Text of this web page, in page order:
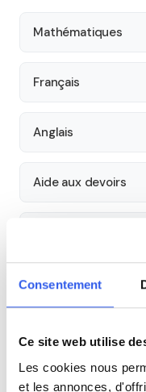
Consentement
Ce site web utilise
Les cookies nous
et les annonces,
Mathématiques
Français
Anglais
Aide aux devoirs
Histoire
Cours par
Seconde